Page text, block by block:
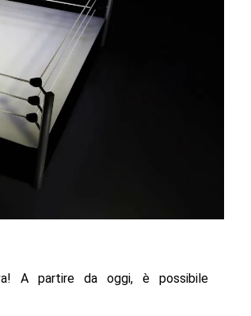
A partire da oggi, è possibile